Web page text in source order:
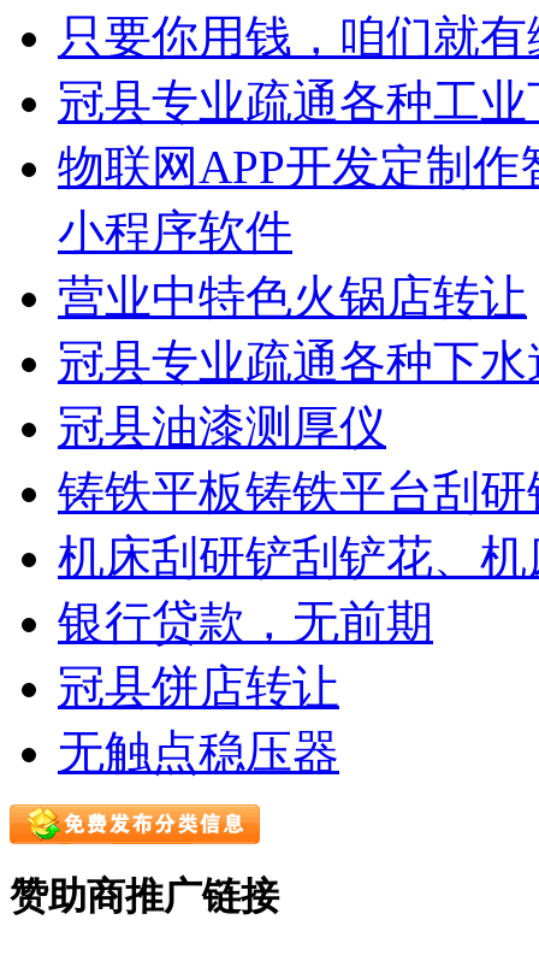
只要你用钱，咱们就有
冠县专业疏通各种工
物联网APP开发定制
小程序软件
营业中特色火锅店转让
冠县专业疏通各种下
冠县油漆测厚仪
铸铁平板铸铁平台刮
机床刮研铲刮铲花、
银行贷款，无前期
冠县饼店转让
无触点稳压器
赞助商推广链接